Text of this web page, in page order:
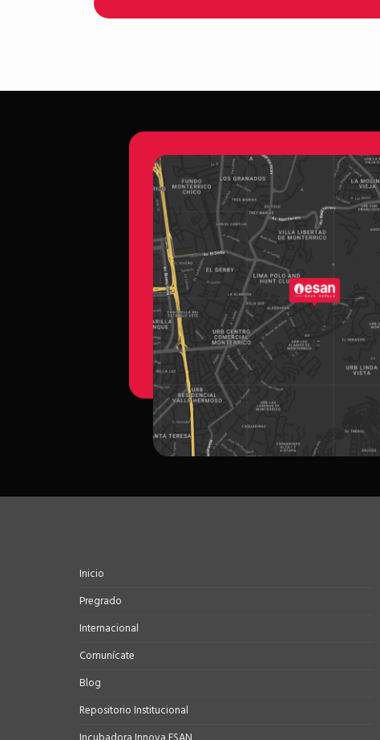
Inicio
Pregrado
Internacional
Comunícate
Blog
Repositorio Institucional